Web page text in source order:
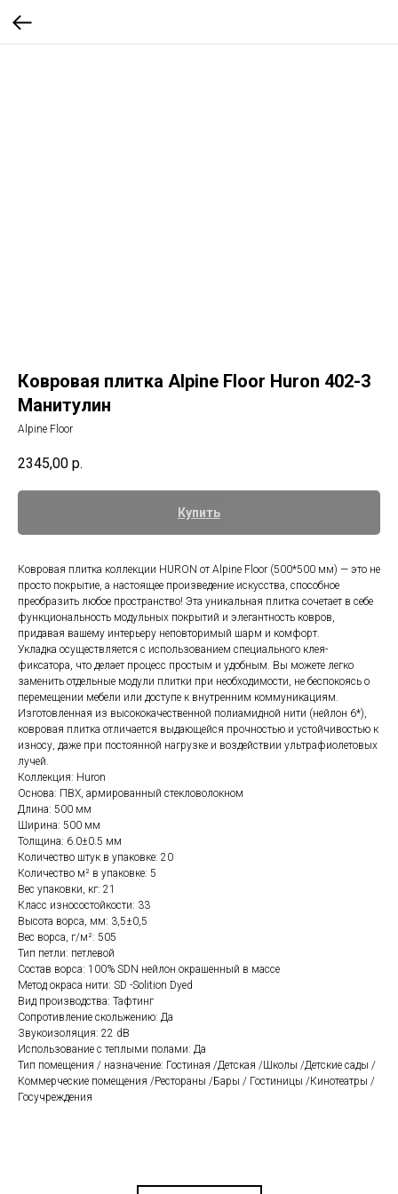
Ковровая плитка Alpine Floor Huron 402-3
Манитулин
Alpine Floor
2345,00 р.
Купить
Ковровая плитка коллекции HURON от Alpine Floor (500*500 мм) — это не
просто покрытие, а настоящее произведение искусства, способное
преобразить любое пространство! Эта уникальная плитка сочетает в себе
функциональность модульных покрытий и элегантность ковров,
придавая вашему интерьеру неповторимый шарм и комфорт.
Укладка осуществляется с использованием специального клея-
фиксатора, что делает процесс простым и удобным. Вы можете легко
заменить отдельные модули плитки при необходимости, не беспокоясь о
перемещении мебели или доступе к внутренним коммуникациям.
Изготовленная из высококачественной полиамидной нити (нейлон 6*),
ковровая плитка отличается выдающейся прочностью и устойчивостью к
износу, даже при постоянной нагрузке и воздействии ультрафиолетовых
лучей.
Коллекция: Huron
Основа: ПВХ, армированный стекловолокном
Длина: 500 мм
Ширина: 500 мм
Толщина: 6.0±0.5 мм
Количество штук в упаковке: 20
Количество м² в упаковке: 5
Вес упаковки, кг: 21
Класс износостойкости: 33
Высота ворса, мм: 3,5±0,5
Вес ворса, г/м²: 505
Тип петли: петлевой
Состав ворса: 100% SDN нейлон окрашенный в массе
Метод окраса нити: SD -Solition Dyed
Вид производства: Тафтинг
Сопротивление скольжению: Да
Звукоизоляция: 22 dB
Использование с теплыми полами: Да
Тип помещения / назначение: Гостиная /Детская /Школы /Детские сады /
Коммерческие помещения /Рестораны /Бары / Гостиницы /Кинотеатры /
Госучреждения